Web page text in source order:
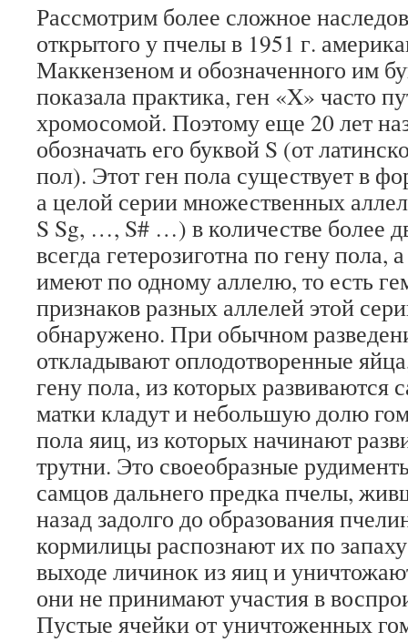
Рассмотрим более сложное
открытого у пчелы в 1951 г.
Маккензеном и обозначенного им
показала практика, ген «X» часто
хромосомой. Поэтому еще 20 лет
обозначать его буквой S (от
пол). Этот ген пола существует в
а целой серии множественных
S Sg, …, S# …) в количестве более
всегда гетерозиготна по гену пола,
имеют по одному аллелю, то есть
признаков разных аллелей этой
обнаружено. При обычном
откладывают оплодотворенные
гену пола, из которых развиваются
матки кладут и небольшую долю
пола яиц, из которых начинают
трутни. Это своеобразные
самцов дальнего предка пчелы,
назад задолго до образования
кормилицы распознают их по
выходе личинок из яиц и
они не принимают участия в
Пустые ячейки от уничтоженных